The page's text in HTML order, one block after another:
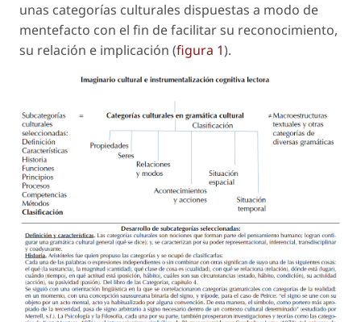
unas categorías culturales dispuestas a modo de
mentefacto con el fin de facilitar su reconocimiento,
su relación e implicación (figura 1).